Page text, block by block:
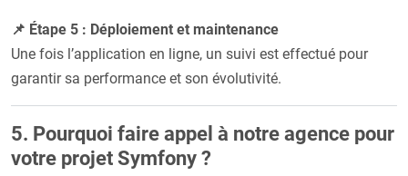
📌 Étape 5 : Déploiement et maintenance
Une fois l’application en ligne, un suivi est effectué pour
garantir sa performance et son évolutivité.
5. Pourquoi faire appel à notre agence pour
votre projet Symfony ?